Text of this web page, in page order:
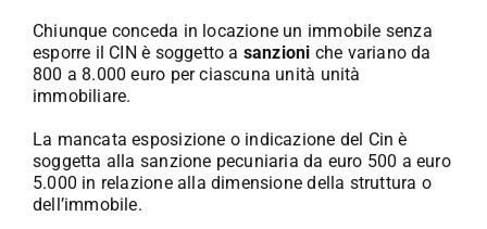
Chiunque conceda in locazione un immobile senza
esporre il CIN è soggetto a sanzioni che variano da
800 a 8.000 euro per ciascuna unità unità
immobiliare.
La mancata esposizione o indicazione del Cin è
soggetta alla sanzione pecuniaria da euro 500 a euro
5.000 in relazione alla dimensione della struttura o
dell’immobile.